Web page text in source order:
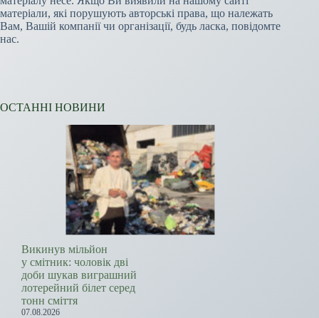
матеріали, які порушують авторські права, що належать
Вам, Вашій компанії чи організації, будь ласка, повідомте
нас.
ОСТАННІ НОВИНИ
Викинув мільйон
у смітник: чоловік дві
доби шукав виграшний
лотерейний білет серед
тонн сміття
07.08.2026